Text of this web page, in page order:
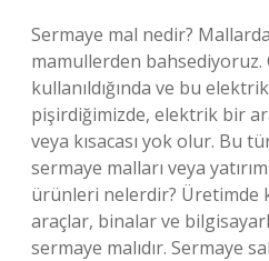
Sermaye mal nedir?
mamullerden bahsediyoruz.
kullanıldığında ve bu
pişirdiğimizde, elektrik bir
veya kısacası yok olur. Bu
sermaye malları veya
ürünleri nelerdir? Üretimde
araçlar, binalar ve
sermaye malıdır. Sermaye